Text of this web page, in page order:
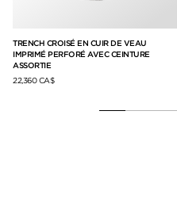
TRENCH CROISÉ EN CUIR DE VEAU
IMPRIMÉ PERFORÉ AVEC CEINTURE
ASSORTIE
22,360 CA$